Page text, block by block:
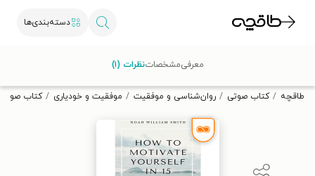
دسته‌بندی‌ها
تخفیف از طاقچه دریافت کن.
طاقچه کتاب صوتی روان‌شناسی و موفقیت موفقیت و خودیاری کتاب صوتی چگونه در عرض
معرفیمشخصاتنظرات (۱)